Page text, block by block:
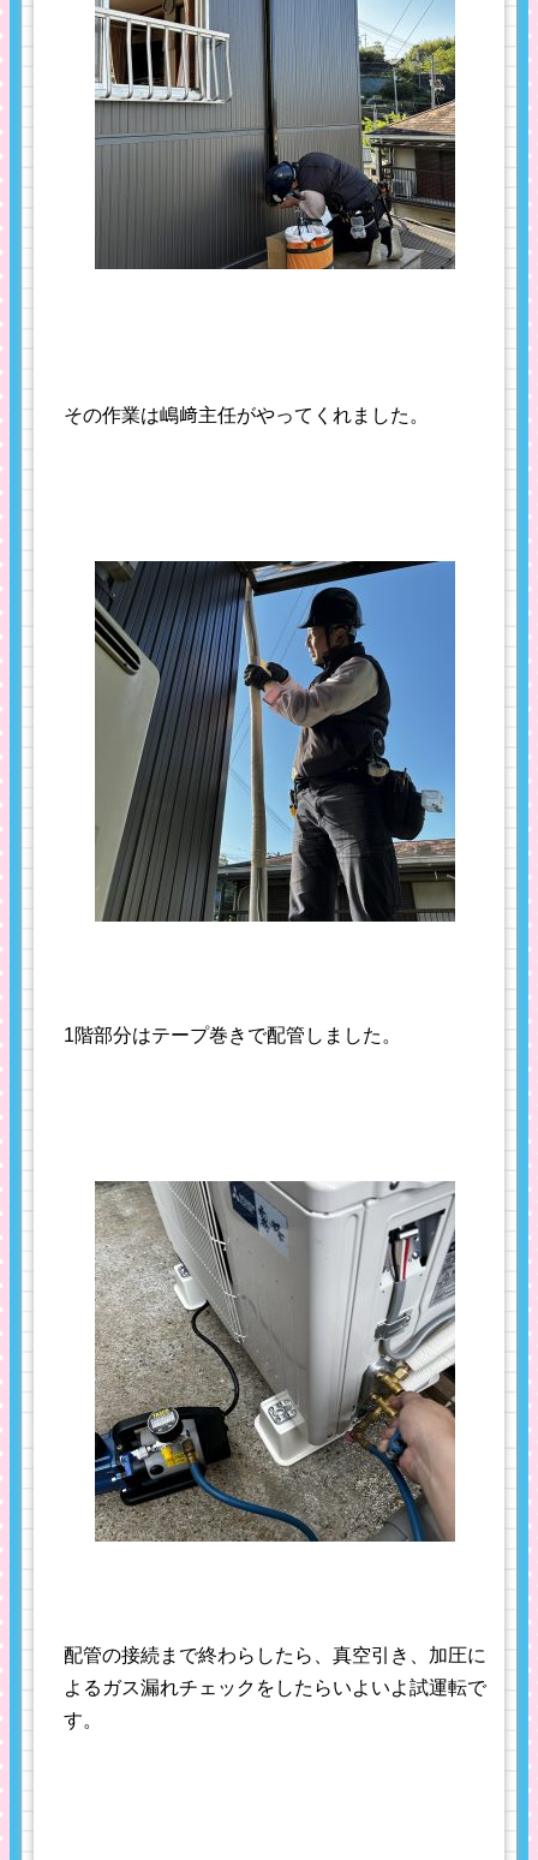
その作業は嶋﨑主任がやってくれました。
1階部分はテープ巻きで配管しました。
配管の接続まで終わらしたら、真空引き、加圧に
よるガス漏れチェックをしたらいよいよ試運転で
す。